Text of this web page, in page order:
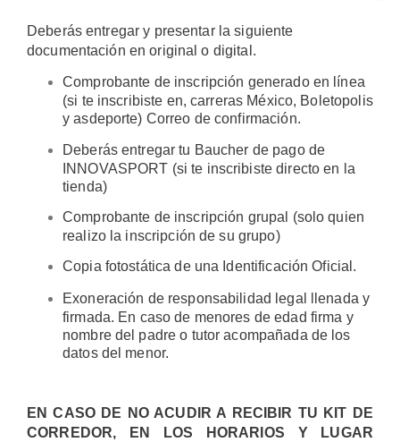
Deberás entregar y presentar la siguiente
documentación en original o digital.
Comprobante de inscripción generado en línea
(si te inscribiste en, carreras México, Boletopolis
y asdeporte) Correo de confirmación.
Deberás entregar tu Baucher de pago de
INNOVASPORT (si te inscribiste directo en la
tienda)
Comprobante de inscripción grupal (solo quien
realizo la inscripción de su grupo)
Copia fotostática de una Identificación Oficial.
Exoneración de responsabilidad legal llenada y
firmada. En caso de menores de edad firma y
nombre del padre o tutor acompañada de los
datos del menor.
EN CASO DE NO ACUDIR A RECIBIR TU KIT DE
CORREDOR, EN LOS HORARIOS Y LUGAR